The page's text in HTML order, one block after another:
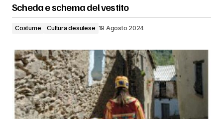
Scheda e schema del vestito
Costume Cultura desulese 19 Agosto 2024